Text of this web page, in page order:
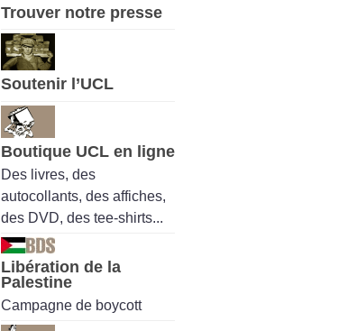
Trouver notre presse
Soutenir l’UCL
Boutique UCL en ligne
Des livres, des
autocollants, des affiches,
des DVD, des tee-shirts...
Libération de la
Palestine
Campagne de boycott